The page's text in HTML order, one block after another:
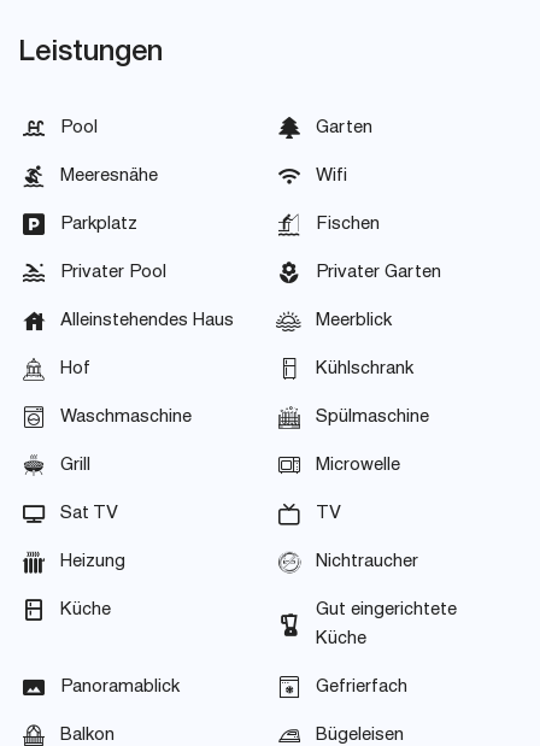
Leistungen
Pool Garten
Meeresnähe Wifi
Parkplatz Fischen
Privater Pool Privater Garten
Alleinstehendes Haus Meerblick
Hof Kühlschrank
Waschmaschine Spülmaschine
Grill Microwelle
Sat TV TV
Heizung Nichtraucher
Küche
Gut eingerichtete
Küche
Panoramablick Gefrierfach
Balkon Bügeleisen